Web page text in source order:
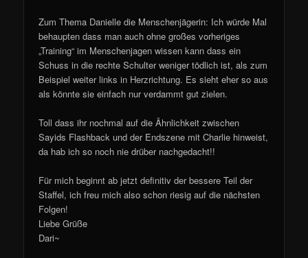
Zum Thema Danielle die Menschenjägerin: Ich würde Mal
behaupten dass man auch ohne großes vorheriges
„Training“ im Menschenjagen wissen kann dass ein
Schuss in die rechte Schulter weniger tödlich ist, als zum
Beispiel weiter links in Herzrichtung. Es sieht eher so aus
als könnte sie einfach nur verdammt gut zielen.
Toll dass ihr nochmal auf die Ähnlichkeit zwischen
Sayids Flashback und der Endszene mit Charlie hinweist,
da hab ich so noch nie drüber nachgedacht!!
Für mich beginnt ab jetzt definitiv der bessere Teil der
Staffel, ich freu mich also schon riesig auf die nächsten
Folgen!
Liebe Grüße
Dari~